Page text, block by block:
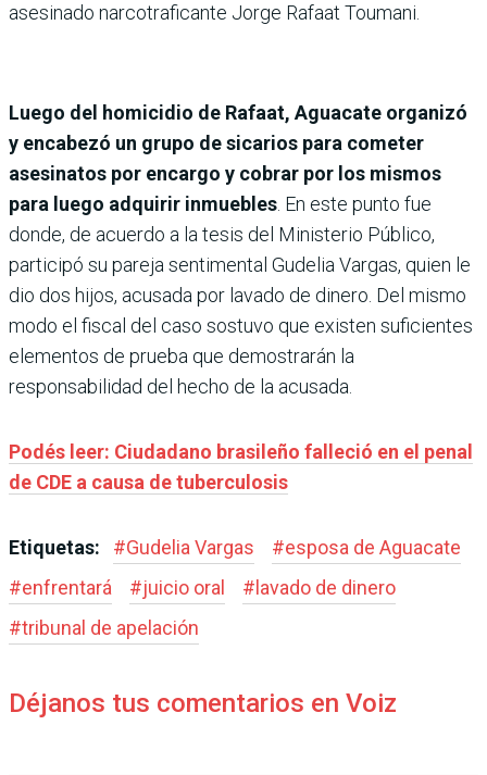
asesinado narcotraficante Jorge Rafaat Toumani.
Luego del homicidio de Rafaat, Aguacate organizó
y encabezó un grupo de sicarios para cometer
asesinatos por encargo y cobrar por los mismos
para luego adquirir inmuebles. En este punto fue
donde, de acuerdo a la tesis del Ministerio Público,
participó su pareja sentimental Gudelia Vargas, quien le
dio dos hijos, acusada por lavado de dinero. Del mismo
modo el fiscal del caso sostuvo que existen suficientes
elementos de prueba que demostrarán la
responsabilidad del hecho de la acusada.
Podés leer: Ciudadano brasileño falleció en el penal
de CDE a causa de tuberculosis
Etiquetas: #Gudelia Vargas #esposa de Aguacate
#enfrentará #juicio oral # lavado de dinero
#tribunal de apelación
Déjanos tus comentarios en Voiz